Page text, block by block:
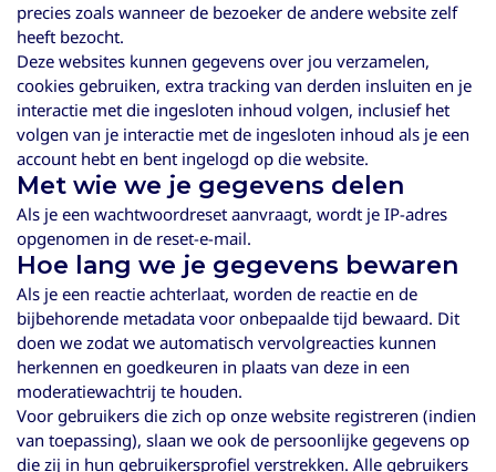
precies zoals wanneer de bezoeker de andere website zelf
heeft bezocht.
Deze websites kunnen gegevens over jou verzamelen,
cookies gebruiken, extra tracking van derden insluiten en je
interactie met die ingesloten inhoud volgen, inclusief het
volgen van je interactie met de ingesloten inhoud als je een
account hebt en bent ingelogd op die website.
Met wie we je gegevens delen
Als je een wachtwoordreset aanvraagt, wordt je IP-adres
opgenomen in de reset-e-mail.
Hoe lang we je gegevens bewaren
Als je een reactie achterlaat, worden de reactie en de
bijbehorende metadata voor onbepaalde tijd bewaard. Dit
doen we zodat we automatisch vervolgreacties kunnen
herkennen en goedkeuren in plaats van deze in een
moderatiewachtrij te houden.
Voor gebruikers die zich op onze website registreren (indien
van toepassing), slaan we ook de persoonlijke gegevens op
die zij in hun gebruikersprofiel verstrekken. Alle gebruikers